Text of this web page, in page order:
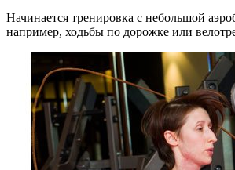
Начинается тренировка с небольшой
например, ходьбы по дорожке или